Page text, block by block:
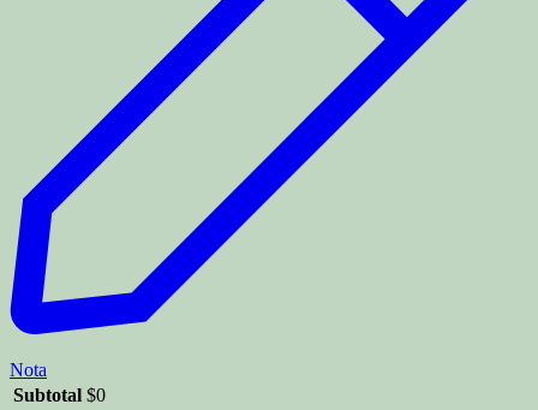
Nota
Subtotal $0